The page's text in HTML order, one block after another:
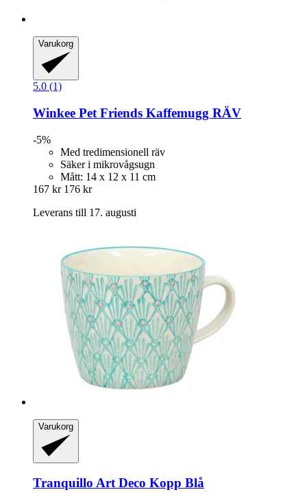
Varukorg
5.0 (1)
Winkee Pet Friends Kaffemugg RÄV
-5%
Med tredimensionell räv
Säker i mikrovågsugn
Mått: 14 x 12 x 11 cm
167 kr 176 kr
Leverans till 17. augusti
Varukorg
Tranquillo Art Deco Kopp Blå